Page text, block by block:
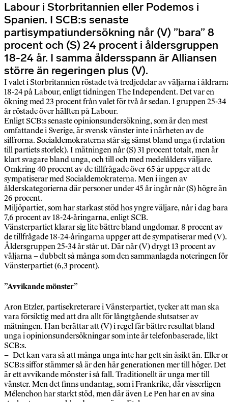
Labour i Storbritannien eller Podemos i
Spanien. I SCB:s senaste
partisympatiundersökning når (V) ”bara” 8
procent och (S) 24 procent i åldersgruppen
18-24 år. I samma åldersspann är Alliansen
större än regeringen plus (V).
I valet i Storbritannien röstade två tredjedelar av väljarna i
18-24 på Labour, enligt tidningen The Independent. Det var en
ökning med 23 procent från valet för två år sedan. I gruppen 25-34
år röstade över hälften på Labour.
Enligt SCB:s senaste opinionsundersökning, som är den mest
omfattande i Sverige, är svensk vänster inte i närheten av de
siffrorna. Socialdemokraterna står sig sämst bland unga (i relation
till partiets storlek). I mätningen når (S) 31 procent totalt, men är
klart svagare bland unga, och till och med medelålders väljare.
Omkring 40 procent av de tillfrågade över 65 år uppger att de
sympatiserar med Socialdemokraterna. Men i ingen av
ålderskategorierna där personer under 45 år ingår når (S) högre än
26 procent.
Miljöpartiet, som har starkast stöd hos yngre väljare, når i dag bara
7,6 procent av 18-24-åringarna, enligt SCB.
Vänsterpartiet klarar sig lite bättre bland ungdomar. 8 procent av
de tillfrågade 18-24-åringarna uppger att de sympatiserar med (V).
Åldersgruppen 25-34 år står ut. Där når (V) drygt 13 procent av
väljarna – dubbelt så många som den sammanlagda noteringen för
Vänsterpartiet (6,3 procent).
”Avvikande mönster”
Aron Etzler, partisekreterare i Vänsterpartiet, tycker att man ska
vara försiktig med att dra allt för långtgående slutsatser av
mätningen. Han berättar att (V) i regel får bättre resultat bland
unga i opinionsundersökningar som inte är telefonbaserade, likt
SCB:s.
– Det kan vara så att många unga inte har gett sin åsikt än. Eller
SCB:s siffor stämmer så är den här generationen mer till höger. Det
är ett avvikande mönster i så fall. Traditionellt är unga mer till
vänster. Men det finns undantag, som i Frankrike, där visserligen
Mélenchon har starkt stöd, men där även Le Pen har en av sina